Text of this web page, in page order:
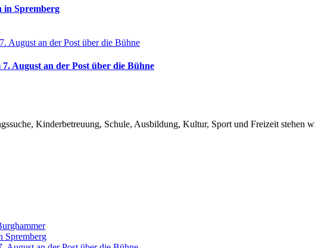
in Spremberg
August an der Post über die Bühne
Kinderbetreuung, Schule, Ausbildung, Kultur, Sport und Freizeit
Spremberg